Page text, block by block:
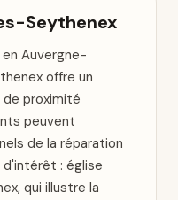
Seythenex
Auvergne-
offre un
proximité
peuvent
de la réparation
d'intérêt : église
qui illustre la